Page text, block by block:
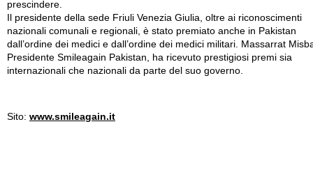
prescindere.
Il presidente della sede Friuli Venezia Giulia, oltre ai riconoscimenti
nazionali comunali e regionali, è stato premiato anche in Pakistan
dall’ordine dei medici e dall’ordine dei medici militari. Massarrat
Presidente Smileagain Pakistan, ha ricevuto prestigiosi premi sia
internazionali che nazionali da parte del suo governo.
Sito: www.smileagain.it